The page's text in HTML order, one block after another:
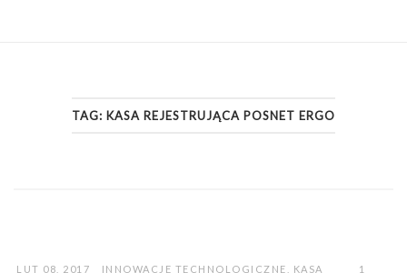
TAG: KASA REJESTRUJĄCA POSNET ERGO
LUT 08, 2017 INNOWACJE TECHNOLOGICZNE
KASA
1